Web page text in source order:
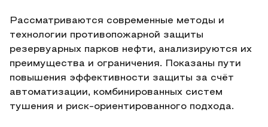
Рассматриваются современные методы и
технологии противопожарной защиты
резервуарных парков нефти, анализируются их
преимущества и ограничения. Показаны пути
повышения эффективности защиты за счёт
автоматизации, комбинированных систем
тушения и риск-ориентированного подхода.